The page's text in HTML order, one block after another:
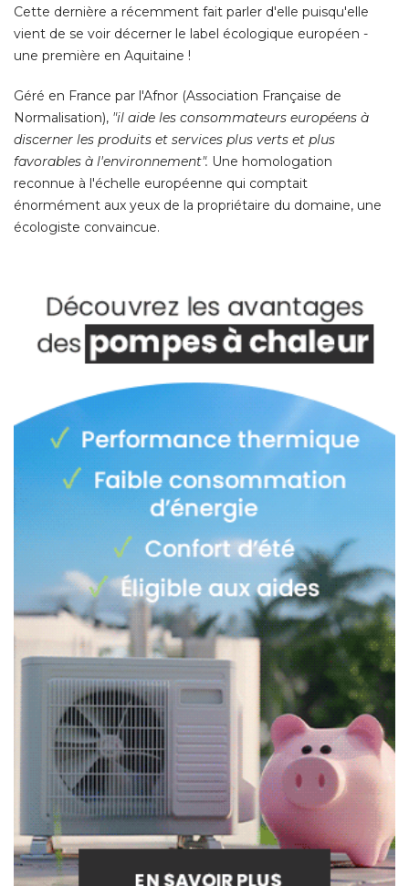
Cette dernière a récemment fait parler d'elle puisqu'elle
vient de se voir décerner le label écologique européen -
une première en Aquitaine !
Géré en France par l'Afnor (Association Française de
Normalisation), "il aide les consommateurs européens à
discerner les produits et services plus verts et plus
favorables à l'environnement". Une homologation
reconnue à l'échelle européenne qui comptait
énormément aux yeux de la propriétaire du domaine, une
écologiste convaincue.